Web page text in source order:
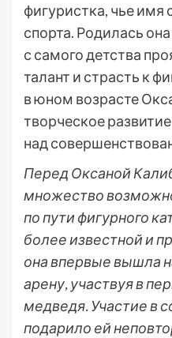
фигуристка, чье
спорта. Родилась
с самого детства
талант и страсть к
в юном возрасте
творческое
над
Перед Оксаной
множество
по пути фигурного
более известной и
она впервые вышла
арену, участвуя в
медведя. Участие в
подарило ей